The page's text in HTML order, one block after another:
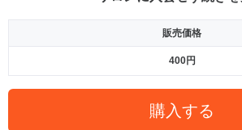
販売価格
400円
購入する